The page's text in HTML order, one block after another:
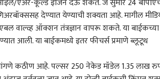
एअर-कूल्ड इंजिन देऊ शकते. जे सुमारे 24
देण्यात येण्याची शक्यता आहे. मागील
वाल्व्ह ऑक्शन तंत्रज्ञान वापरू शकते. या बाईकच्या
आली. या बाईकमध्ये इतर फीचर्स प्रमाणे ब्लूटूथ
सांगणे कठीण आहे. पल्सर 250 नेकेड मॉडेल 1.35 लाख
राजकारण ठाणे